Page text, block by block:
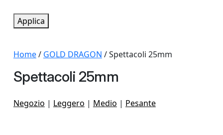
r
ip
n
i
b
i
Applica
Home/ GOLD DRAGON / Spettacoli 25mm
Spettacoli 25mm
Negozio | Leggero | Medio | Pesante